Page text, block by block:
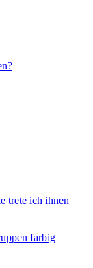
trete ich ihnen
farbig